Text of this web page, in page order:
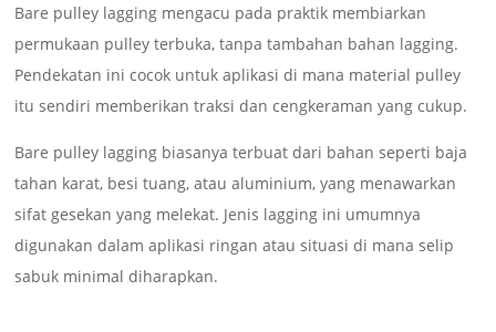
Bare pulley lagging mengacu pada praktik membiarkan
permukaan pulley terbuka, tanpa tambahan bahan lagging.
Pendekatan ini cocok untuk aplikasi di mana material pulley
itu sendiri memberikan traksi dan cengkeraman yang cukup.
Bare pulley lagging biasanya terbuat dari bahan seperti baja
tahan karat, besi tuang, atau aluminium, yang menawarkan
sifat gesekan yang melekat. Jenis lagging ini umumnya
digunakan dalam aplikasi ringan atau situasi di mana selip
sabuk minimal diharapkan.